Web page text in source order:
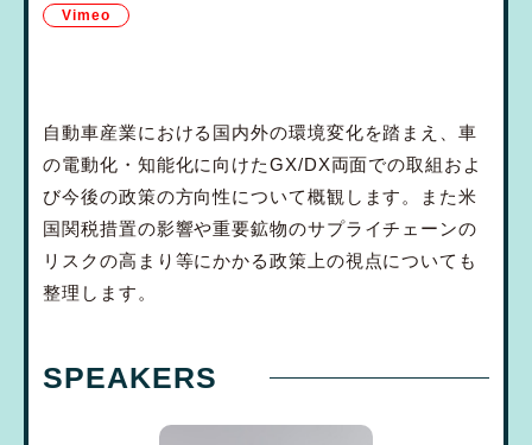
Vimeo
自動車産業における国内外の環境変化を踏まえ、車
の電動化・知能化に向けたGX/DX両面での取組およ
び今後の政策の方向性について概観します。また米
国関税措置の影響や重要鉱物のサプライチェーンの
リスクの高まり等にかかる政策上の視点についても
整理します。
SPEAKERS